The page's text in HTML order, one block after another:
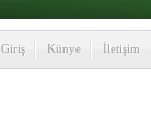
Giriş Künye İletişim